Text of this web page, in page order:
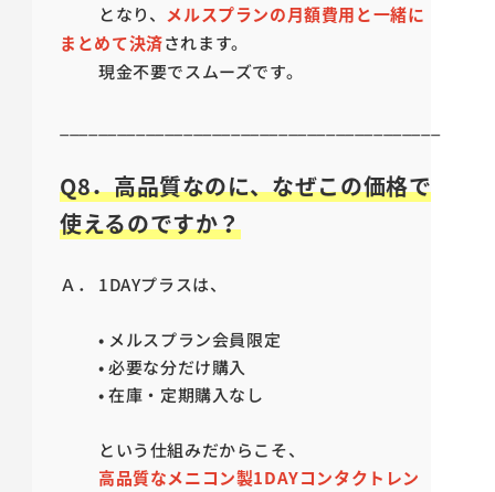
となり、 メルスプランの月額費用と一緒に
まとめて決済されます。
現金不要でスムーズです。
Q8．高品質なのに、なぜこの価格で
使えるのですか？
Ａ． 1DAYプラスは、
• メルスプラン会員限定
• 必要な分だけ購入
• 在庫・定期購入なし
という仕組みだからこそ、
高品質なメニコン製1DAYコンタクトレン